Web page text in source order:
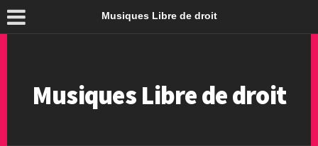
Musiques Libre de droit
Musiques Libre de droit